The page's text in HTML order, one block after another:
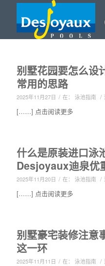
别墅花园要怎么设
常用的思路
2025年11月27日 / 在： 泳池指南 /
[……] 点击阅读更多
什么是原装进口泳
Desjoyaux迪泉优
2025年11月20日 / 在： 泳池指南 /
[……] 点击阅读更多
别墅豪宅装修注意
这一环
2025年11月11日 / 在： 泳池指南 /